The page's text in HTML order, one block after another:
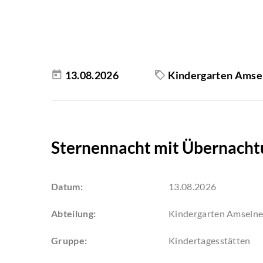
13.08.2026 Kindergarten
Sternennacht mit
Datum: 13.08.2026
Abteilung: Kindergarten
Gruppe: Kindertagesstätten